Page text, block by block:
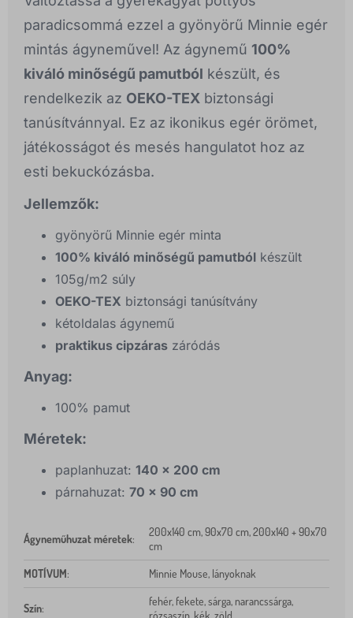
paradicsommá ezzel a gyönyörű Minnie egér
mintás ágyneművel! Az ágynemű 100%
kiváló minőségű pamutból készült, és
rendelkezik az OEKO-TEX biztonsági
tanúsítvánnyal. Ez az ikonikus egér örömet,
játékosságot és mesés hangulatot hoz az
esti bekuckózásba.
Jellemzők:
gyönyörű Minnie egér minta
100% kiváló minőségű pamutból készült
105g/m2 súly
OEKO-TEX biztonsági tanúsítvány
kétoldalas ágynemű
praktikus cipzáras záródás
Anyag:
100% pamut
Méretek:
paplanhuzat: 140 x 200 cm
párnahuzat: 70 x 90 cm
Ágyneműhuzat méretek:
200x140 cm, 90x70 cm, 200x140 + 90x70
cm
MOTÍVUM: Minnie Mouse, lányoknak
Szín:
fehér, fekete, sárga, narancssárga,